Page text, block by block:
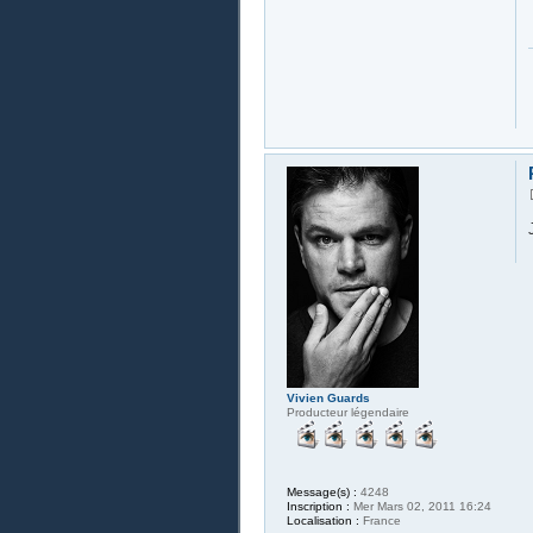
Vivien Guards
Producteur légendaire
Message(s) : 4248
Inscription : Mer Mars 02, 2011 16:24
Localisation : France